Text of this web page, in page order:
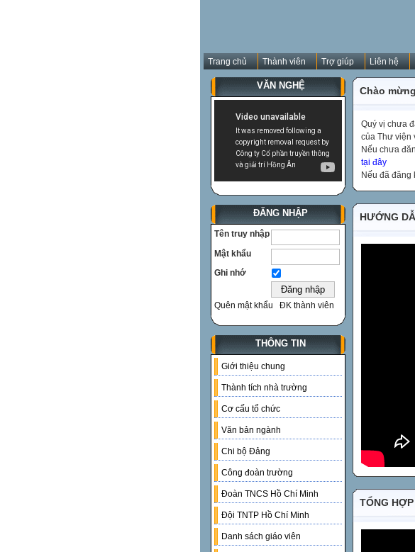
Trang chủ Thành viên Trợ giúp Liên hệ
VĂN NGHỆ
ĐĂNG NHẬP
Tên truy nhập
Mật khẩu
Ghi nhớ
Quên mật khẩu ĐK thành viên
THÔNG TIN
Giới thiệu chung
Thành tích nhà trường
Cơ cấu tổ chức
Văn bản ngành
Chi bộ Đảng
Công đoàn trường
Đoàn TNCS Hồ Chí Minh
Đội TNTP Hồ Chí Minh
Danh sách giáo viên
Chào
Quý vị chưa
của Thư viện
Nếu chưa
tại đây
Nếu đã đăng
HƯỚNG
TỔNG